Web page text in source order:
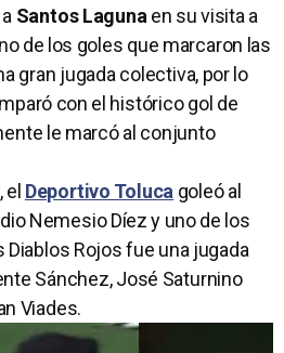
Santos Lagunaen su visita a
de los goles que marcaron las
gran jugada colectiva, por lo
con el histórico gol de
le marcó al conjunto
Deportivo Toluca goleó al
Nemesio Díez y uno de los
Rojos fue una jugada
Sánchez, José Saturnino
Viades.